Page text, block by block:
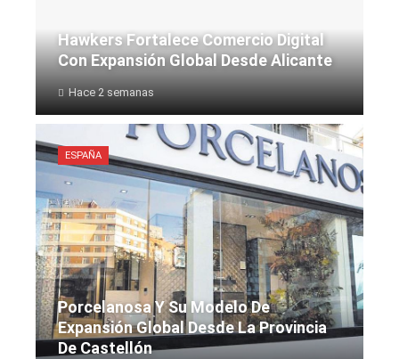
Hawkers Fortalece Comercio Digital
Con Expansión Global Desde Alicante
Hace 2 semanas
ESPAÑA
Porcelanosa Y Su Modelo De
Expansión Global Desde La Provincia
De Castellón